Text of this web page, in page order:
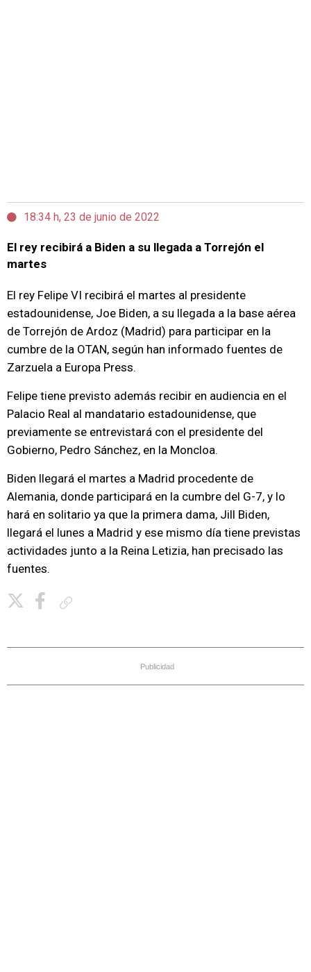
18:34 h, 23 de junio de 2022
El rey recibirá a Biden a su llegada a Torrejón el
martes
El rey Felipe VI recibirá el martes al presidente
estadounidense, Joe Biden, a su llegada a la base aérea
de Torrejón de Ardoz (Madrid) para participar en la
cumbre de la OTAN, según han informado fuentes de
Zarzuela a Europa Press.
Felipe tiene previsto además recibir en audiencia en el
Palacio Real al mandatario estadounidense, que
previamente se entrevistará con el presidente del
Gobierno, Pedro Sánchez, en la Moncloa.
Biden llegará el martes a Madrid procedente de
Alemania, donde participará en la cumbre del G-7, y lo
hará en solitario ya que la primera dama, Jill Biden,
llegará el lunes a Madrid y ese mismo día tiene previstas
actividades junto a la Reina Letizia, han precisado las
fuentes.
Publicidad